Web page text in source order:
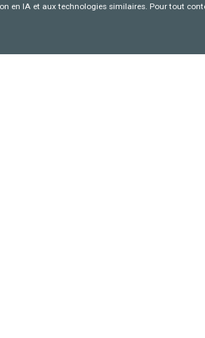
en IA et aux technologies similaires. Pour tout